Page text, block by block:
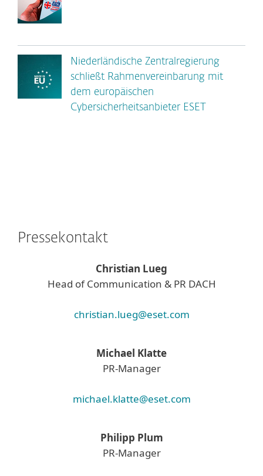
Niederländische Zentralregierung
schließt Rahmenvereinbarung mit
dem europäischen
Cybersicherheitsanbieter ESET
Pressekontakt
Christian Lueg
Head of Communication & PR DACH
christian.lueg@eset.com
Michael Klatte
PR-Manager
michael.klatte@eset.com
Philipp Plum
PR-Manager